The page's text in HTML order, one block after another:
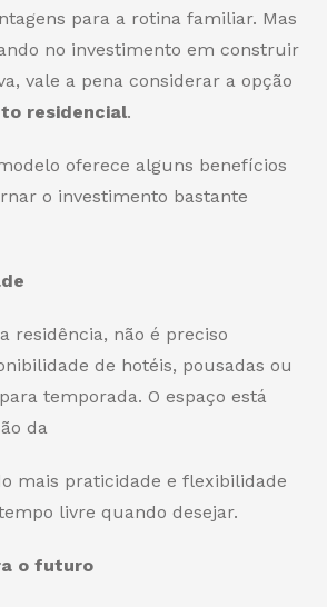
para a rotina familiar. Mas
no investimento em construir
vale a pena considerar a opção
residencial.
oferece alguns benefícios
o investimento bastante
residência, não é preciso
de hotéis, pousadas ou
temporada. O espaço está
da
mais praticidade e flexibilidade
livre quando desejar.
o futuro